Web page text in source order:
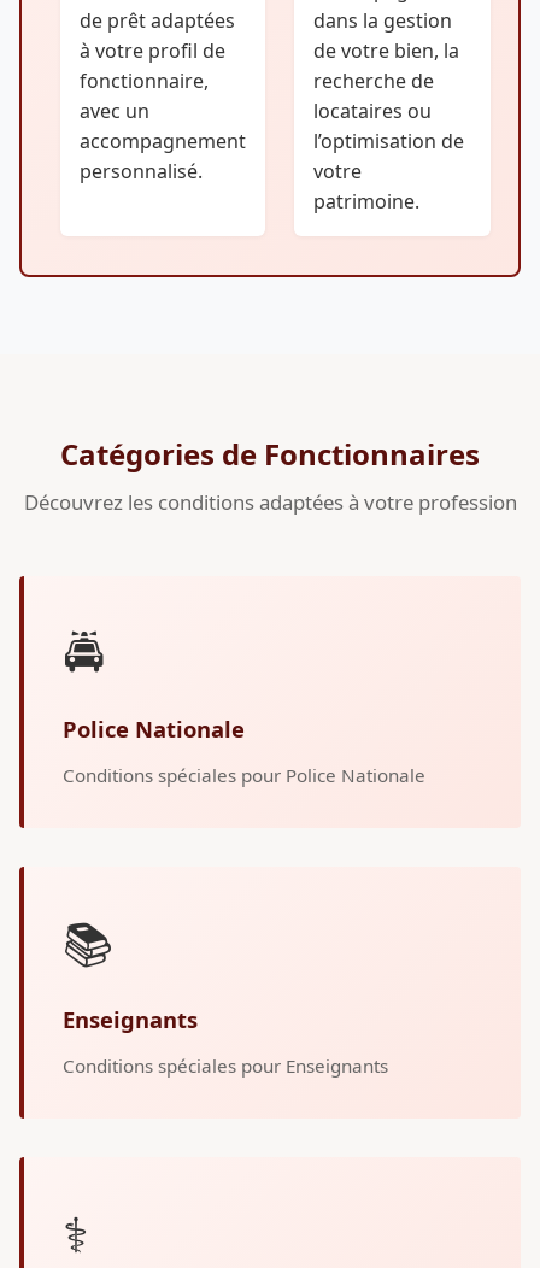
de prêt adaptées
à votre profil de
fonctionnaire,
avec un
accompagnement
personnalisé.
dans la gestion
de votre bien, la
recherche de
locataires ou
l’optimisation de
votre
patrimoine.
Catégories de Fonctionnaires
Découvrez les conditions adaptées à votre profession
🚔
Police Nationale
Conditions spéciales pour Police Nationale
📚
Enseignants
Conditions spéciales pour Enseignants
⚕️